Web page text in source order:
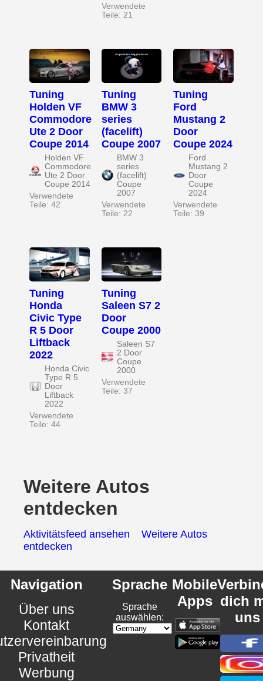
Verwendete
Teile: 21
Tuning
Holden VF
Commodore
Ute 2 Door
Coupe 2014
Holden VF
Commodore
Ute 2 Door
Coupe 2014
Verwendete
Teile: 42
Tuning
BMW 3
series
(facelift)
Coupe 2007
BMW 3
series
(facelift)
Coupe
2007
Verwendete
Teile: 22
Tuning
Ford
Mustang 2
Door
Coupe 2024
Ford
Mustang 2
Door
Coupe
2024
Verwendete
Teile: 39
Tuning
Honda
Civic Type
R 5 Door
Liftback
2022
Honda Civic
Type R 5
Door
Liftback
2022
Verwendete
Teile: 44
Tuning
Saleen S7 2
Door
Coupe 2000
Saleen S7
2 Door
Coupe
2000
Verwendete
Teile: 37
Weitere Autos
entdecken
Aktivitätsfeed ansehen
Weitere Autos
entdecken
Navigation
Über uns
Kontakt
Privatheit
Werbung
Sprache
Sprache
auswählen:
Mobile
Apps dich
uns